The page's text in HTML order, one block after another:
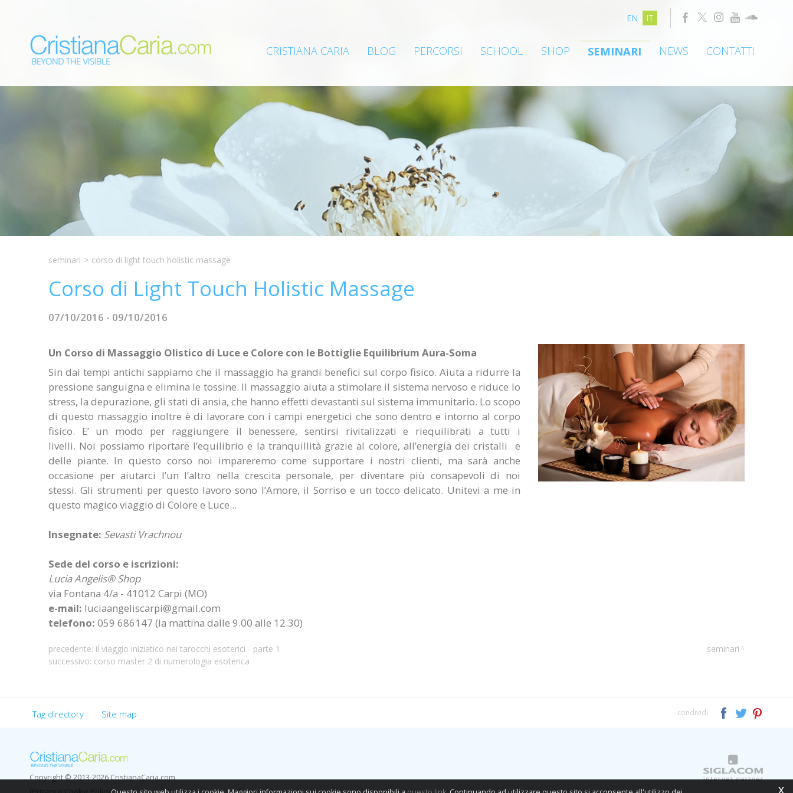
EN IT
CRISTIANA CARIA BLOG PERCORSI SCHOOL SHOP SEMINARI NEWS CONTATTI
seminari > corso di light touch holistic massage
Corso di Light Touch Holistic Massage
07/10/2016 - 09/10/2016
Un Corso di Massaggio Olistico di Luce e Colore con le Bottiglie Equilibrium Aura-Soma
Sin dai tempi antichi sappiamo che il massaggio ha grandi benefici sul corpo fisico. Aiuta a ridurre la
pressione sanguigna e elimina le tossine. Il massaggio aiuta a stimolare il sistema nervoso e riduce lo
stress, la depurazione, gli stati di ansia, che hanno effetti devastanti sul sistema immunitario. Lo scopo
di questo massaggio inoltre è di lavorare con i campi energetici che sono dentro e intorno al corpo
fisico. E’ un modo per raggiungere il benessere, sentirsi rivitalizzati e riequilibrati a tutti i
livelli. Noi possiamo riportare l’equilibrio e la tranquillità grazie al colore, all’energia dei cristalli e
delle piante. In questo corso noi impareremo come supportare i nostri clienti, ma sarà anche
occasione per aiutarci l’un l’altro nella crescita personale, per diventare più consapevoli di noi
stessi. Gli strumenti per questo lavoro sono l’Amore, il Sorriso e un tocco delicato. Unitevi a me in
questo magico viaggio di Colore e Luce...
Insegnate: Sevasti Vrachnou
Sede del corso e iscrizioni:
Lucia Angelis® Shop
via Fontana 4/a - 41012 Carpi (MO)
e-mail: luciaangeliscarpi@gmail.com
telefono: 059 686147 (la mattina dalle 9.00 alle 12.30)
precedente: il viaggio iniziatico nei tarocchi esoterici - parte 1
successivo: corso master 2 di numerologia esoterica
seminari
condividi
Tag directory Site map
Copyright © 2013-2026 CristianaCaria.com
x